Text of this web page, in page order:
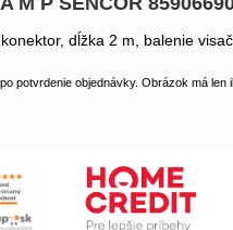
dĺžka 2 m, balenie
potvrdenie objednávky. Obrázok má len